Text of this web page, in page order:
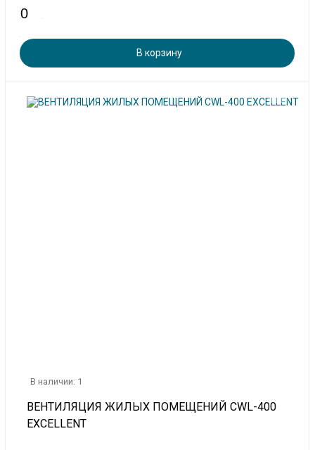
В корзину
В наличии: 1
ВЕНТИЛЯЦИЯ ЖИЛЫХ ПОМЕЩЕНИЙ CWL-400
EXCELLENT